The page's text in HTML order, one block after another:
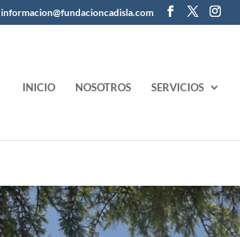
informacion@fundacioncadisla.com
INICIO NOSOTROS SERVICIOS